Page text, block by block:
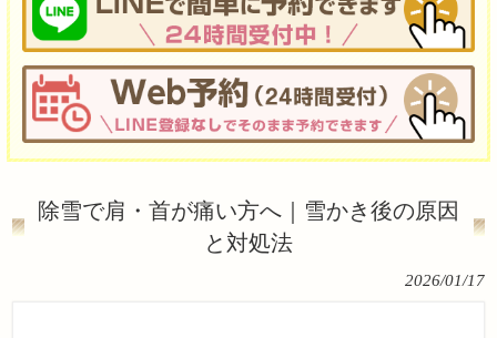
除雪で肩・首が痛い方へ｜雪かき後の原因
と対処法
2026/01/17